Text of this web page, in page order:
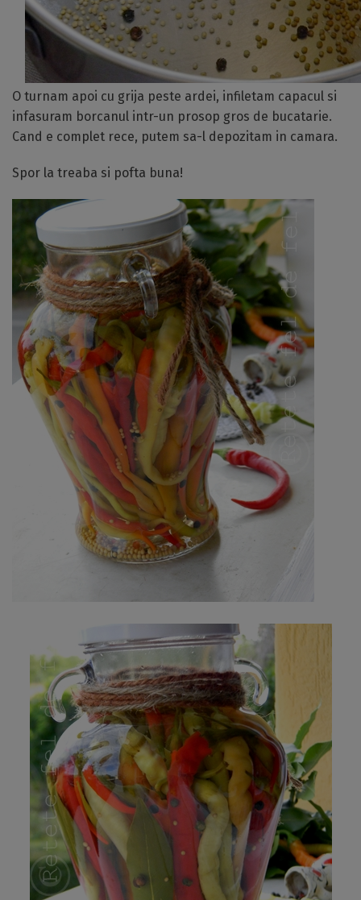
O turnam apoi cu grija peste ardei, infiletam capacul si
infasuram borcanul intr-un prosop gros de bucatarie.
Cand e complet rece, putem sa-l depozitam in camara.
Spor la treaba si pofta buna!